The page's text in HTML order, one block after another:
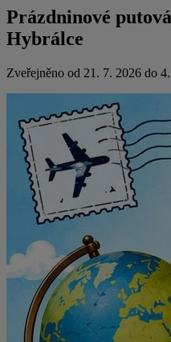
Prázdninové
Hybrálce
Zveřejněno od 21. 7. 2026 do